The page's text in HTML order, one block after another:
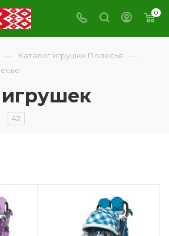
0
— Каталог игрушек Полесье —
игрушек
42